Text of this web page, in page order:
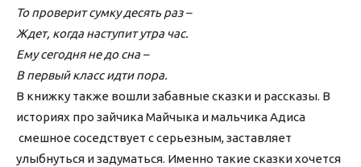
То проверит сумку десять раз –
Ждет, когда наступит утра час.
Ему сегодня не до сна –
В первый класс идти пора.
В книжку также вошли забавные сказки и рассказы. В
историях про зайчика Майчыка и мальчика Адиса
смешное соседствует с серьезным, заставляет
улыбнуться и задуматься. Именно такие сказки хочется